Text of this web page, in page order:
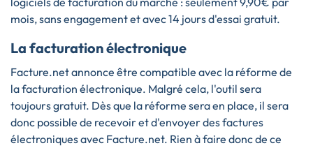
mois, sans engagement et avec 14 jours d'essai gratuit.
La facturation électronique
Facture.net annonce être compatible avec la réforme de
la facturation électronique. Malgré cela, l'outil sera
toujours gratuit. Dès que la réforme sera en place, il sera
donc possible de recevoir et d'envoyer des factures
électroniques avec Facture.net. Rien à faire donc de ce